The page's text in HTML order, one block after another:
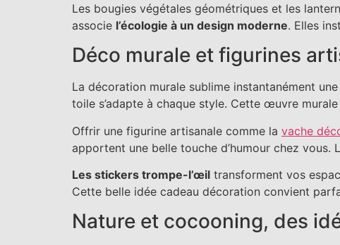
Les bougies végétales géométriques et les
associe l’écologie à un design moderne. Elles
Déco murale et figurines
La décoration murale sublime instantanément
toile s’adapte à chaque style. Cette œuvre
Offrir une figurine artisanale comme la vache
apportent une belle touche d’humour chez
Les stickers trompe-l’œil transforment vos
Cette belle idée cadeau décoration convient
Nature et cocooning, des